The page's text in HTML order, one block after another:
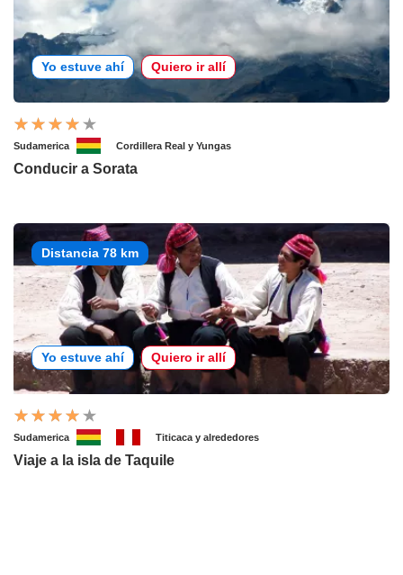
Yo estuve ahí Quiero ir allí
Sudamerica Cordillera Real y Yungas
Conducir a Sorata
Distancia 78 km
Yo estuve ahí Quiero ir allí
Sudamerica Titicaca y alrededores
Viaje a la isla de Taquile